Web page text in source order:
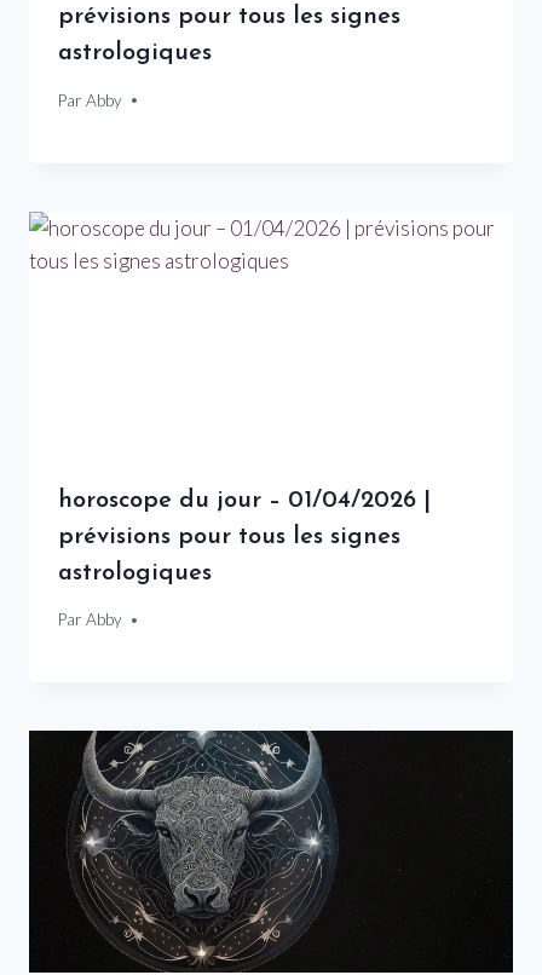
prévisions pour tous les signes
astrologiques
Par Abby
4 mars 2026
horoscope du jour – 01/04/2026 |
prévisions pour tous les signes
astrologiques
Par Abby
1 avril 2026